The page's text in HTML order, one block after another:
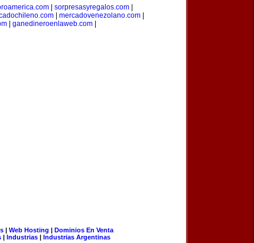
| sorpresasyregalos.com|
mercadovenezolano.com
| ganedineroenlaweb.com|
| Web Hosting | Dominios En Venta
| Industrias | Industrias Argentinas